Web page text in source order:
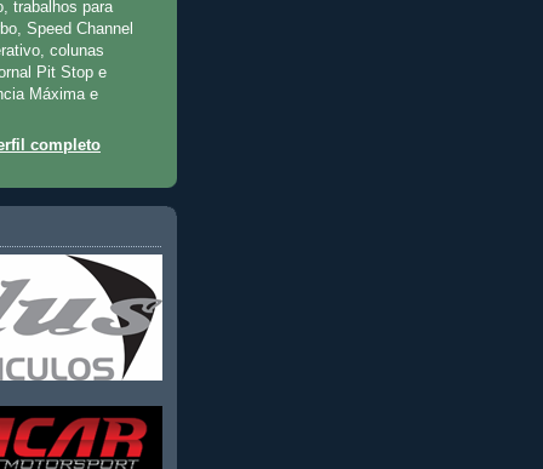
trabalhos para
Speed Channel
colunas
Pit Stop e
Máxima e
completo